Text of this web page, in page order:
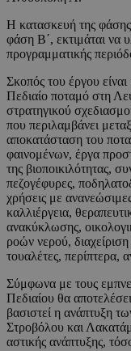
Η κατασκευή της φάσης
φάση Β΄, εκτιμάται να
προγραμματικής
Σκοπός του έργου
Πεδιαίο ποταμό στη
στρατηγικού
που περιλαμβάνει
αποκατάσταση του
φαινομένων, έργα
της βιοποικιλότητας,
πεζογέφυρες,
χρήσεις με
καλλιέργεια,
ανακύκλωσης,
ροών νερού,
τουαλέτες, περίπτερα,
Σύμφωνα με τους
Πεδιαίου θα
βασιστεί η ανάπτυξη
Στροβόλου και
αστικής ανάπτυξης,